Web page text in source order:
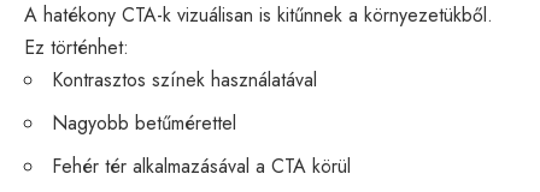
A hatékony CTA-k vizuálisan is kitűnnek a környezetükből.
Ez történhet:
Kontrasztos színek használatával
Nagyobb betűmérettel
Fehér tér alkalmazásával a CTA körül